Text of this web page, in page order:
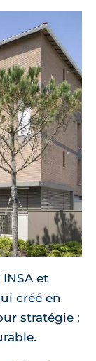
et
créé en
stratégie :